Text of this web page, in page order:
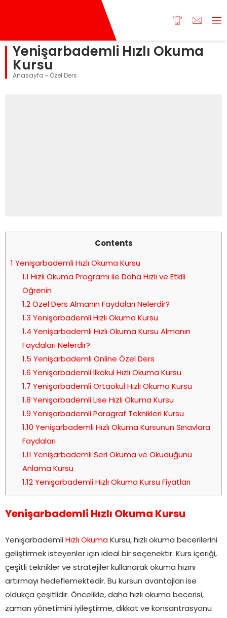
Yenişarbademli Hızlı Okuma
Kursu
Anasayfa » Özel Ders
Contents
1 Yenişarbademli Hızlı Okuma Kursu
1.1 Hızlı Okuma Programı ile Daha Hızlı ve Etkili
Öğrenin
1.2Özel Ders Almanın Faydaları Nelerdir?
1.3 Yenişarbademli Hızlı Okuma Kursu
1.4 Yenişarbademli Hızlı Okuma Kursu Almanın
Faydaları Nelerdir?
1.5 Yenişarbademli Online Özel Ders
1.6 Yenişarbademli İlkokul Hızlı Okuma Kursu
1.7 Yenişarbademli Ortaokul Hızlı Okuma Kursu
1.8 Yenişarbademli Lise Hızlı Okuma Kursu
1.9 Yenişarbademli Paragraf Teknikleri Kursu
1.10 Yenişarbademli Hızlı Okuma Kursunun Sınavlara
Faydaları
1.11 Yenişarbademli Seri Okuma ve Okuduğunu
Anlama Kursu
1.12Yenişarbademli Hızlı Okuma Kursu Fiyatları
Yenişarbademli Hızlı Okuma Kursu
Yenişarbademli Hızlı Okuma Kursu, hızlı okuma becerilerini
geliştirmek isteyenler için ideal bir seçenektir. Kurs içeriği,
çeşitli teknikler ve stratejiler kullanarak okuma hızını
artırmayı hedeflemektedir. Bu kursun avantajları ise
oldukça çeşitlidir. Öncelikle, daha hızlı okuma becerisi,
zaman yönetimini iyileştirme, dikkat ve konsantrasyonu